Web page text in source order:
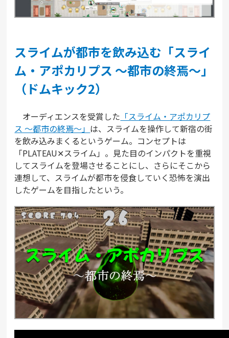
スライムが都市を飲み込む「スライ
ム・アポカリプス 〜都市の終焉〜」
（ドムキック2）
オーディエンスを受賞した 「スライム・アポカリプ
ス 〜都市の終焉〜」 は、スライムを操作して新宿の街
を飲み込みまくるというゲーム。コンセプトは
「PLATEAU✕スライム」。見た目のインパクトを重視
してスライムを登場させることにし、さらにそこから
連想して、スライムが都市を侵食していく恐怖を演出
したゲームを目指したという。